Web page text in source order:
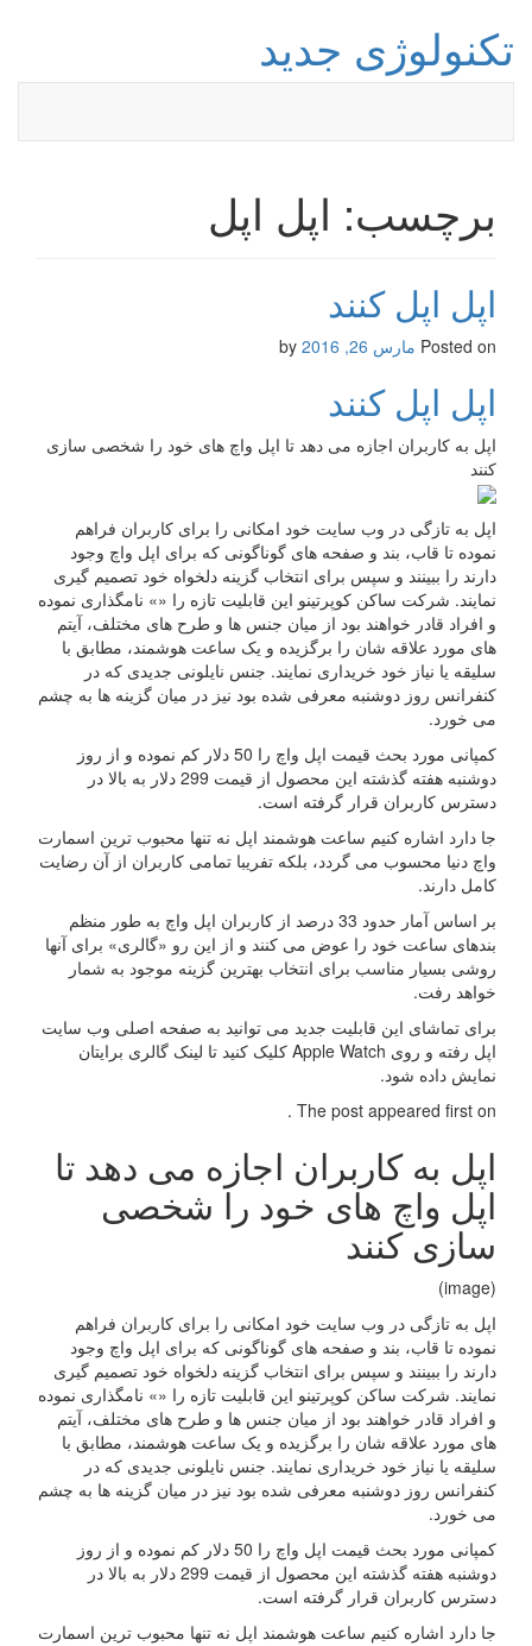
تکنولوژی جدید
برچسب: اپل اپل
اپل اپل کنند
Posted on مارس 26, 2016
اپل اپل کنند
اپل به کاربران اجازه می دهد تا اپل واچ های خود را شخصی سازی
کنند
اپل به تازگی در وب سایت خود امکانی را برای کاربران فراهم
نموده تا قاب، بند و صفحه های گوناگونی که برای اپل واچ وجود
دارند را ببینند و سپس برای انتخاب گزینه دلخواه خود تصمیم گیری
نمایند. شرکت ساکن کوپرتینو این قابلیت تازه را «» نامگذاری نموده
و افراد قادر خواهند بود از میان جنس ها و طرح های مختلف، آیتم
های مورد علاقه شان را برگزیده و یک ساعت هوشمند، مطابق با
سلیقه یا نیاز خود خریداری نمایند. جنس نایلونی جدیدی که در
کنفرانس روز دوشنبه معرفی شده بود نیز در میان گزینه ها به چشم
می خورد.
کمپانی مورد بحث قیمت اپل واچ را 50 دلار کم نموده و از روز
دوشنبه هفته گذشته این محصول از قیمت 299 دلار به بالا در
دسترس کاربران قرار گرفته است.
جا دارد اشاره کنیم ساعت هوشمند اپل نه تنها محبوب ترین اسمارت
واچ دنیا محسوب می گردد، بلکه تفریبا تمامی کاربران از آن رضایت
کامل دارند.
بر اساس آمار حدود 33 درصد از کاربران اپل واچ به طور منظم
بندهای ساعت خود را عوض می کنند و از این رو «گالری» برای آنها
روشی بسیار مناسب برای انتخاب بهترین گزینه موجود به شمار
خواهد رفت.
برای تماشای این قابلیت جدید می توانید به صفحه اصلی وب سایت
اپل رفته و روی Apple Watch کلیک کنید تا لینک گالری برایتان
نمایش داده شود.
The post appeared first on .
اپل به کاربران اجازه می دهد تا
اپل واچ های خود را شخصی
سازی کنند
(image)
اپل به تازگی در وب سایت خود امکانی را برای کاربران فراهم
نموده تا قاب، بند و صفحه های گوناگونی که برای اپل واچ وجود
دارند را ببینند و سپس برای انتخاب گزینه دلخواه خود تصمیم گیری
نمایند. شرکت ساکن کوپرتینو این قابلیت تازه را «» نامگذاری نموده
و افراد قادر خواهند بود از میان جنس ها و طرح های مختلف، آیتم
های مورد علاقه شان را برگزیده و یک ساعت هوشمند، مطابق با
سلیقه یا نیاز خود خریداری نمایند. جنس نایلونی جدیدی که در
کنفرانس روز دوشنبه معرفی شده بود نیز در میان گزینه ها به چشم
می خورد.
کمپانی مورد بحث قیمت اپل واچ را 50 دلار کم نموده و از روز
دوشنبه هفته گذشته این محصول از قیمت 299 دلار به بالا در
دسترس کاربران قرار گرفته است.
جا دارد اشاره کنیم ساعت هوشمند اپل نه تنها محبوب ترین اسمارت